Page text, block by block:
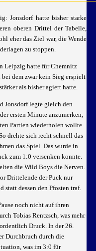
Jonsdorf hatte bisher starke
oberen Drittel der Tabelle,
eher das Ziel war, die Wende
zu stoppen.
Leipzig hatte für Chemnitz
dem zwar kein Sieg erspielt
als bisher agiert hatte.
Jonsdorf legte gleich den
ersten Minute anzumerken,
Partien wiederholen wollte
drehte sich recht schnell das
das Spiel. Das wurde in
zum 1:0 versenken konnte.
die Wild Boys die Nerven.
Drittelende der Puck nur
statt dessen den Pfosten traf.
noch nicht auf ihren
Tobias Rentzsch, was mehr
Druck. In der 26.
Durchbruch durch die
was im 3:0 für